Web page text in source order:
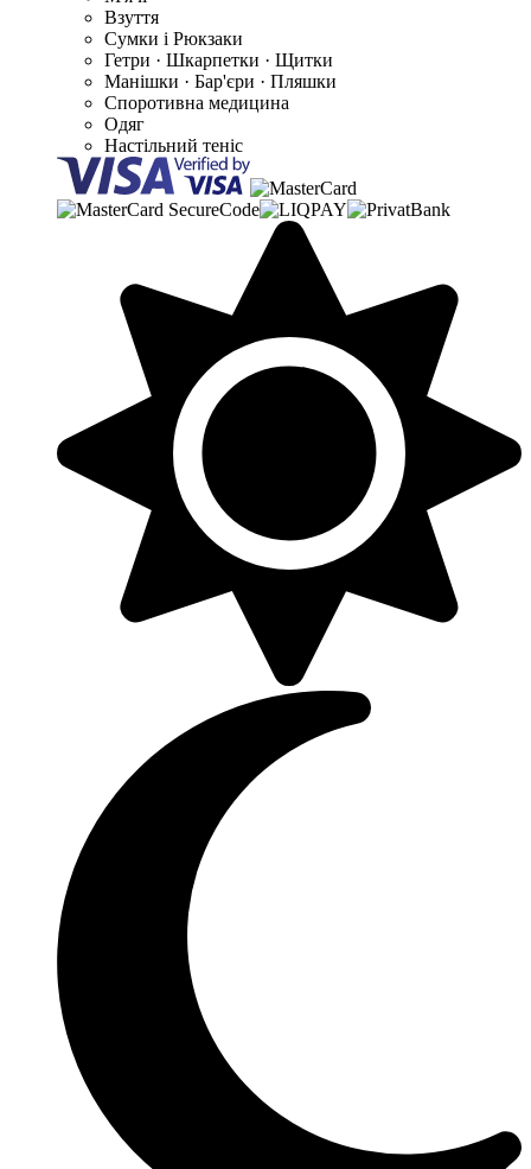
Взуття
Сумки і Рюкзаки
Гетри · Шкарпетки · Щитки
Манішки · Бар'єри · Пляшки
Споротивна медицина
Одяг
Настільний теніс